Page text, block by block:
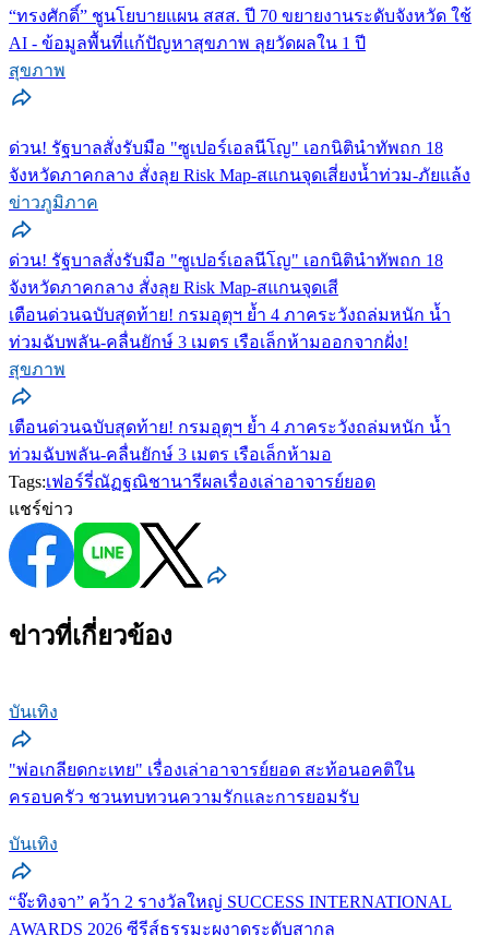
“ทรงศักดิ์” ชูนโยบายแผน สสส. ปี 70 ขยายงานระดับจังหวัด ใช้
AI - ข้อมูลพื้นที่แก้ปัญหาสุขภาพ ลุยวัดผลใน 1 ปี
สุขภาพ
ด่วน! รัฐบาลสั่งรับมือ "ซูเปอร์เอลนีโญ" เอกนิตินำทัพถก 18
จังหวัดภาคกลาง สั่งลุย Risk Map-สแกนจุดเสี่ยงน้ำท่วม-ภัยแล้ง
ข่าวภูมิภาค
ด่วน! รัฐบาลสั่งรับมือ "ซูเปอร์เอลนีโญ" เอกนิตินำทัพถก 18
จังหวัดภาคกลาง สั่งลุย Risk Map-สแกนจุดเสี
เตือนด่วนฉบับสุดท้าย! กรมอุตุฯ ย้ำ 4 ภาคระวังถล่มหนัก น้ำ
ท่วมฉับพลัน-คลื่นยักษ์ 3 เมตร เรือเล็กห้ามออกจากฝั่ง!
สุขภาพ
เตือนด่วนฉบับสุดท้าย! กรมอุตุฯ ย้ำ 4 ภาคระวังถล่มหนัก น้ำ
ท่วมฉับพลัน-คลื่นยักษ์ 3 เมตร เรือเล็กห้ามอ
Tags:เฟอร์รี่ณัฏฐณิชานารีผลเรื่องเล่าอาจารย์ยอด
แชร์ข่าว
ข่าวที่เกี่ยวข้อง
บันเทิง
"พ่อเกลียดกะเทย" เรื่องเล่าอาจารย์ยอด สะท้อนอคติใน
ครอบครัว ชวนทบทวนความรักและการยอมรับ
บันเทิง
“จ๊ะทิงจา” คว้า 2 รางวัลใหญ่ SUCCESS INTERNATIONAL
AWARDS 2026 ซีรีส์ธรรมะผงาดระดับสากล